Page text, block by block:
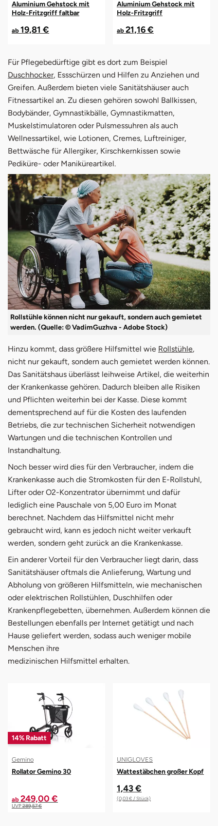
Aluminium Gehstock mit
Holz-Fritzgriff faltbar
ab 19,81 €
Aluminium Gehstock mit
Holz-Fritzgriff
ab 21,16 €
Für Pflegebedürftige gibt es dort zum Beispiel
Duschhocker, Essschürzen und Hilfen zu Anziehen und
Greifen. Außerdem bieten viele Sanitätshäuser auch
Fitnessartikel an. Zu diesen gehören sowohl Ballkissen,
Bodybänder, Gymnastikbälle, Gymnastikmatten,
Muskelstimulatoren oder Pulsmessuhren als auch
Wellnessartikel, wie Lotionen, Cremes, Luftreiniger,
Bettwäsche für Allergiker, Kirschkernkissen sowie
Pediküre- oder Maniküreartikel.
Rollstühle können nicht nur gekauft, sondern auch gemietet
werden. (Quelle: © VadimGuzhva - Adobe Stock)
Hinzu kommt, dass größere Hilfsmittel wie Rollstühle,
nicht nur gekauft, sondern auch gemietet werden können.
Das Sanitätshaus überlässt leihweise Artikel, die weiterhin
der Krankenkasse gehören. Dadurch bleiben alle Risiken
und Pflichten weiterhin bei der Kasse. Diese kommt
dementsprechend auf für die Kosten des laufenden
Betriebs, die zur technischen Sicherheit notwendigen
Wartungen und die technischen Kontrollen und
Instandhaltung.
Noch besser wird dies für den Verbraucher, indem die
Krankenkasse auch die Stromkosten für den E-Rollstuhl,
Lifter oder O2-Konzentrator übernimmt und dafür
lediglich eine Pauschale von 5,00 Euro im Monat
berechnet. Nachdem das Hilfsmittel nicht mehr
gebraucht wird, kann es jedoch nicht weiter verkauft
werden, sondern geht zurück an die Krankenkasse.
Ein anderer Vorteil für den Verbraucher liegt darin, dass
Sanitätshäuser oftmals die Anlieferung, Wartung und
Abholung von größeren Hilfsmitteln, wie mechanischen
oder elektrischen Rollstühlen, Duschhilfen oder
Krankenpflegebetten, übernehmen. Außerdem können die
Bestellungen ebenfalls per Internet getätigt und nach
Hause geliefert werden, sodass auch weniger mobile
Menschen ihre
medizinischen Hilfsmittel erhalten.
14% Rabatt
Gemino
Rollator Gemino 30
ab 249,00 €
UVP289,57 €
UNIGLOVES
Wattestäbchen großer Kopf
1,43 €
(0,03 € / Stück)